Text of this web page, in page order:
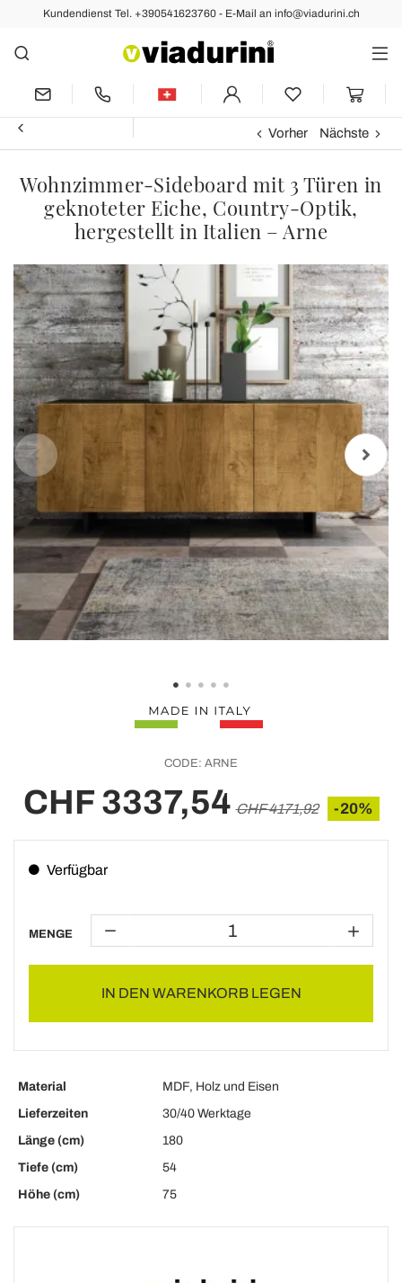
Kundendienst Tel. +390541623760 - E-Mail an info@viadurini.ch
Vorher Nächste
Wohnzimmer-Sideboard mit 3 Türen in
geknoteter Eiche, Country-Optik,
hergestellt in Italien – Arne
CODE: ARNE
CHF 3337,54 CHF 4171,92 -20%
Verfügbar
MENGE
IN DEN WARENKORB LEGEN
Material
MDF, Holz und Eisen
Lieferzeiten
30/40 Werktage
Länge (cm)
180
Tiefe (cm)
54
Höhe (cm)
75